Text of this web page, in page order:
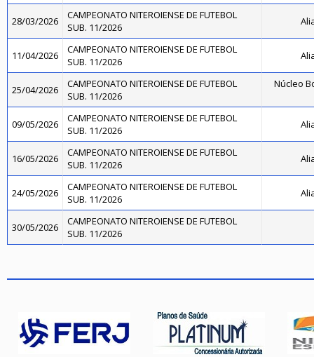
28/03/2026
CAMPEONATO NITEROIENSE DE FUTEBOL
SUB. 11/2026
11/04/2026
CAMPEONATO NITEROIENSE DE FUTEBOL
SUB. 11/2026
25/04/2026
CAMPEONATO NITEROIENSE DE FUTEBOL
SUB. 11/2026
Núcleo
09/05/2026
CAMPEONATO NITEROIENSE DE FUTEBOL
SUB. 11/2026
16/05/2026
CAMPEONATO NITEROIENSE DE FUTEBOL
SUB. 11/2026
24/05/2026
CAMPEONATO NITEROIENSE DE FUTEBOL
SUB. 11/2026
30/05/2026
CAMPEONATO NITEROIENSE DE FUTEBOL
SUB. 11/2026